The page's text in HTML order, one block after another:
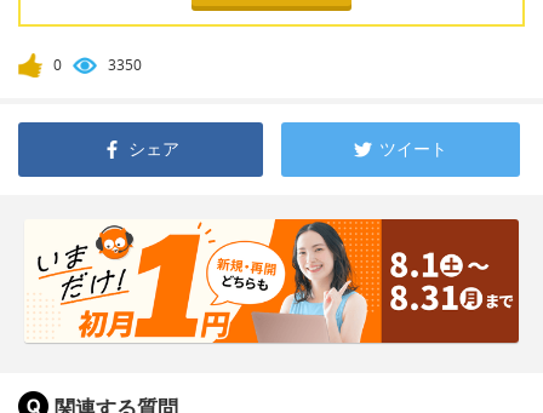
0 3350
シェア ツイート